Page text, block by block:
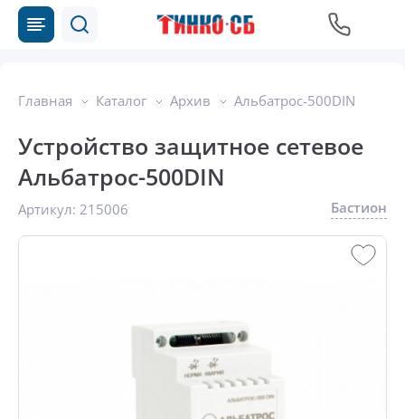
Главная Каталог Архив Альбатрос-500DIN
Устройство защитное сетевое
Альбатрос-500DIN
Артикул: 215006 Бастион